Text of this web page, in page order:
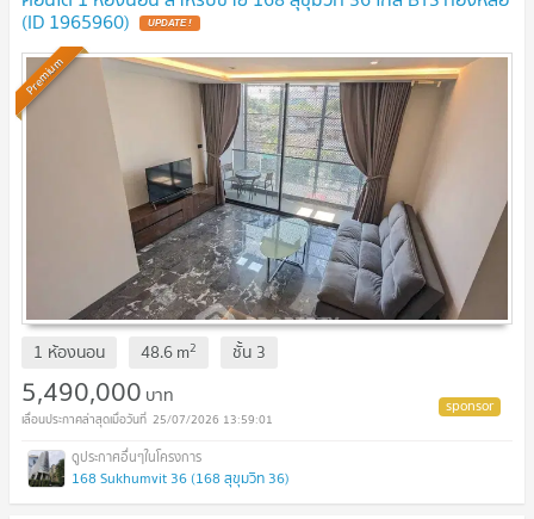
(ID 1965960) UPDATE !
Premium
1 ห้องนอน 48.6m2 ชั้น 3
5,490,000 บาท
25/07/2026 13:59:01
168 Sukhumvit 36 (168 สุขุมวิท 36)